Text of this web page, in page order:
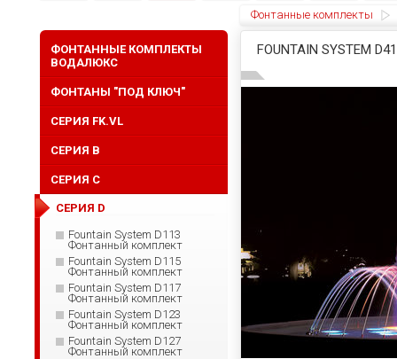
Фонтанные комплекты
FOUNTAIN SYSTEM
ФОНТАННЫЕ КОМПЛЕКТЫ
ВОДАЛЮКС
ФОНТАНЫ "ПОД КЛЮЧ"
СЕРИЯ FK.VL
СЕРИЯ B
СЕРИЯ C
СЕРИЯ D
Fountain System D113
Фонтанный комплект
Fountain System D115
Фонтанный комплект
Fountain System D117
Фонтанный комплект
Fountain System D123
Фонтанный комплект
Fountain System D127
Фонтанный комплект